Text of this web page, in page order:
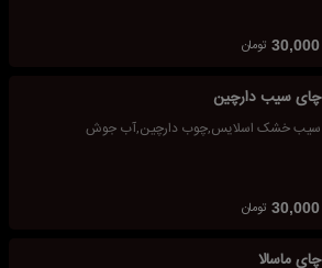
30,000 تومان
چای سیب دارچین
سیب خشک اسلایس,چوب دارچین,آب جوش
30,000 تومان
چای ماسالا